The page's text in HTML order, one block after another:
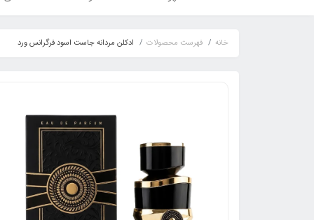
خانه فهرست محصولات ادکلن مردانه جاست اسود فرگرانس ورد